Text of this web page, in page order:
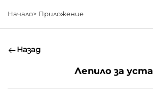
Начало> Приложение
Назад
Лепило за уста